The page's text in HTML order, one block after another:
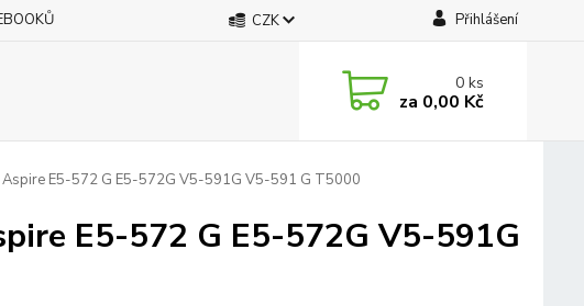
CZK Přihlášení
0ks
za 0,00 Kč
E5-572 G E5-572G V5-591G V5-591 G T5000
E5-572 G E5-572G V5-591G